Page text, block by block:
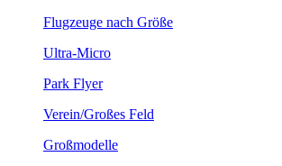
Flugzeuge nach Größe
Ultra-Micro
Park Flyer
Verein/Großes Feld
Großmodelle